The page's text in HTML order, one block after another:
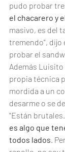
pudo probar
el chacarero y
masivo, es del
tremendo", dijo
probar el
Además
propia técnica
mordida a un
desarme o se
"Están brutales.
es algo que
todos lados.